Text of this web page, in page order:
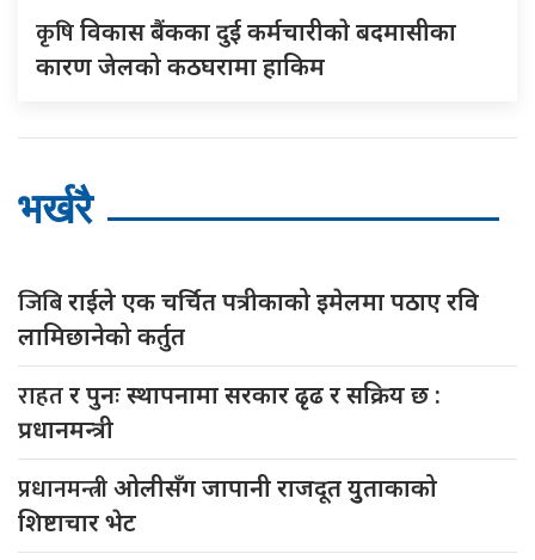
कृषिविकास बैंकका दुई कर्मचारीकाे बदमासीका
कारण जेलको कठघरामा हाकिम
भर्खरै
जिबिराईले एक चर्चित पत्रीकाको इमेलमा पठाए रवि
लामिछानेको कर्तुत
राहतर पुनः स्थापनामा सरकार ढृढ र सक्रिय छ :
प्रधानमन्त्री
प्रधानमन्त्रीओलीसँग जापानी राजदूत युुताकाको
शिष्टाचार भेट